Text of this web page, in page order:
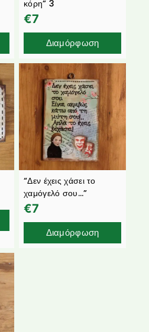
κόρη” 3
€7
Διαμόρφωση
“Δεν έχεις χάσει το
χαμόγελό σου…”
€7
Διαμόρφωση